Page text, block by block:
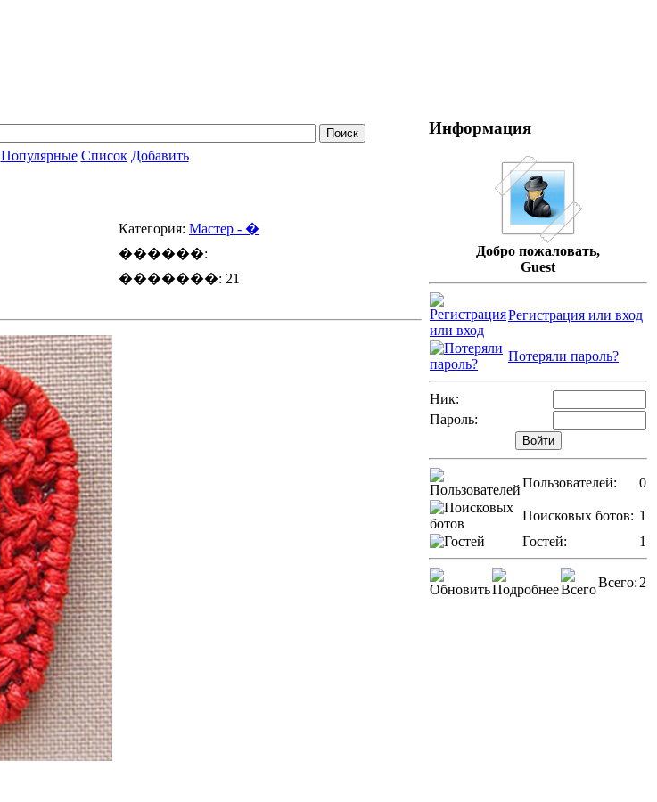
Популярные Список Добавить
Категория: Мастер - �
������:
�������: 21
Информация
Добро пожаловать,
Guest
Регистрация или вход
Потеряли пароль?
Ник:
Пароль:
Пользователей: 0
Поисковых ботов: 1
Гостей:
1
Всего:2